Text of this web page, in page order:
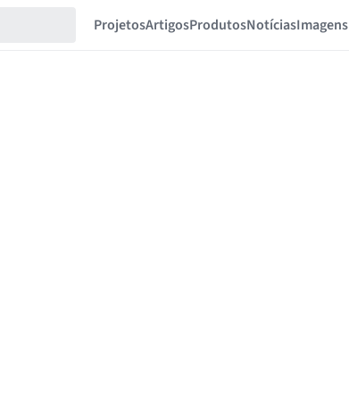
ProjetosArtigosProdutosNotíciasImagens